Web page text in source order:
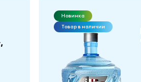
Новинка
Товар в наличии